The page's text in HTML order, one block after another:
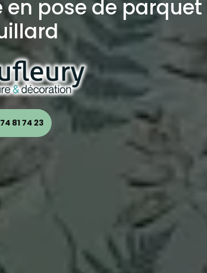
en pose de
81 74 23